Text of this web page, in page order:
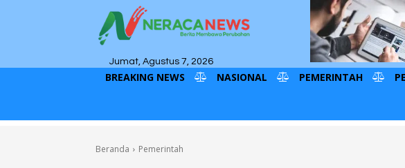
Jumat, Agustus 7, 2026
BREAKING NEWS NASIONAL PEMERINTAH
Beranda Pemerintah